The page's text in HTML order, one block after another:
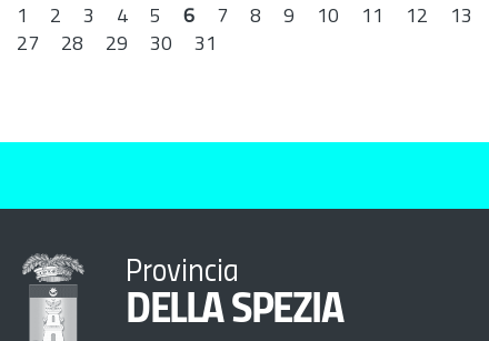
1
2 3 4 5 6 7 8 9 10 11 12 13
27
28 29 30 31
Provincia
DELLA SPEZIA